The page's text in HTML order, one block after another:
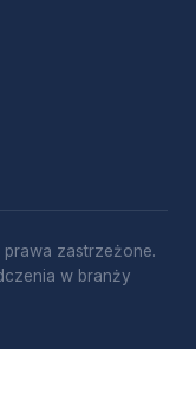
zastrzeżone.
w branży